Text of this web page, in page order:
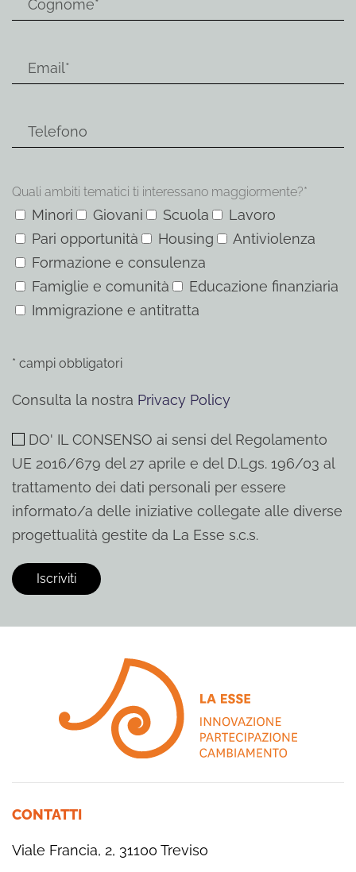
Quali ambiti tematici ti interessano maggiormente?*
Minori Giovani Scuola
Lavoro
Pari opportunità
Housing
Antiviolenza
Formazione e consulenza
Famiglie e comunità
Educazione finanziaria
Immigrazione e antitratta
* campi obbligatori
Consulta la nostra Privacy Policy
DO' IL CONSENSO ai sensi del Regolamento
UE 2016/679 del 27 aprile e del D.Lgs. 196/03 al
trattamento dei dati personali per essere
informato/a delle iniziative collegate alle diverse
progettualità gestite da La Esse s.c.s.
CONTATTI
Viale Francia, 2, 31100 Treviso